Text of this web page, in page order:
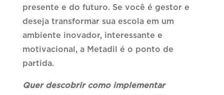
presente e do futuro. Se você é gestor e
deseja transformar sua escola em um
ambiente inovador, interessante e
motivacional, a Metadil é o ponto de
partida.
Quer descobrir como implementar